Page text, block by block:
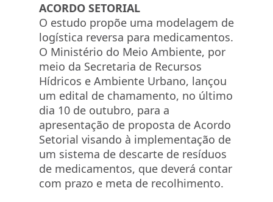
ACORDO SETORIAL
O estudo propõe uma modelagem de
logística reversa para medicamentos.
O Ministério do Meio Ambiente, por
meio da Secretaria de Recursos
Hídricos e Ambiente Urbano, lançou
um edital de chamamento, no último
dia 10 de outubro, para a
apresentação de proposta de Acordo
Setorial visando à implementação de
um sistema de descarte de resíduos
de medicamentos, que deverá contar
com prazo e meta de recolhimento.